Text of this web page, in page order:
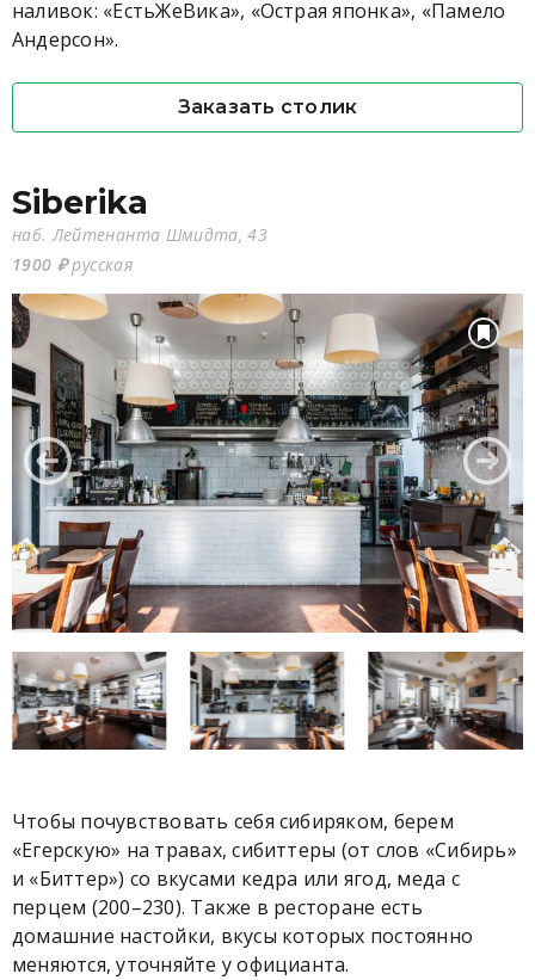
наливок: «ЕстьЖеВика», «Острая японка», «Памело
Андерсон».
Заказать столик
Siberika
наб. Лейтенанта Шмидта, 43
1900 ₽русская
Чтобы почувствовать себя сибиряком, берем
«Егерскую» на травах, сибиттеры (от слов «Сибирь»
и «Биттер») со вкусами кедра или ягод, меда с
перцем (200–230). Также в ресторане есть
домашние настойки, вкусы которых постоянно
меняются, уточняйте у официанта.